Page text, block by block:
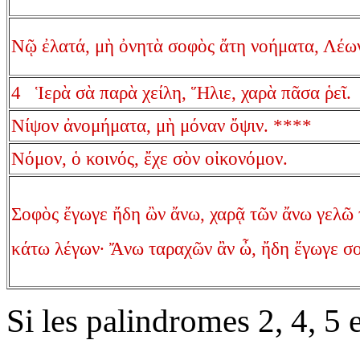
Νῷ ἐλατά, μὴ ὀνητὰ σοφὸς ἄτη νοήματα,
4 Ἱερὰ σὰ παρὰ χείλη, Ἥλιε, χαρὰ πᾶσα ῥεῖ.
Νίψον ἀνομήματα, μὴ μόναν ὄψιν. ****
Νόμον, ὁ κοινός, ἔχε σὸν οἰκονόμον.
Σοφὸς ἔγωγε ἤδη ὢν ἄνω, χαρᾷ τῶν ἄνω
κάτω λέγων· Ἄνω ταραχῶν ἂν ὦ, ἤδη ἔγωγε
Si les palindromes 2, 4, 5